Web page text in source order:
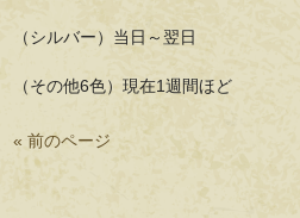
（シルバー）当日～翌日
（その他6色）現在1週間ほど
« 前のページ